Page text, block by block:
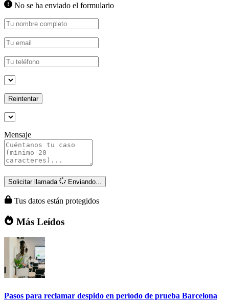
No se ha enviado el formulario
Reintentar
Mensaje
Solicitar llamada Enviando...
Tus datos están protegidos
Más Leídos
Pasos para reclamar despido en período de prueba Barcelona